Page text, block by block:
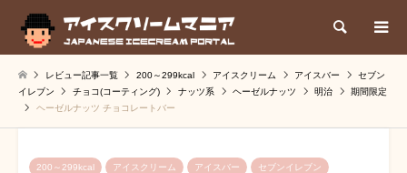
検索
レビュー記事一覧 200～299kcal アイスクリーム アイスバー
セブン
イレブン
チョコ(コーティング) ナッツ系 ヘーゼルナッツ 明治
期間限定
ヘーゼルナッツ チョコレートバー
200～299kcal アイスクリーム アイスバー セブンイレブン